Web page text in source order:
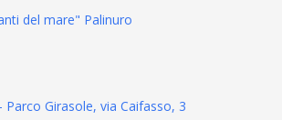
del mare" Palinuro
Parco Girasole, via Caifasso, 3